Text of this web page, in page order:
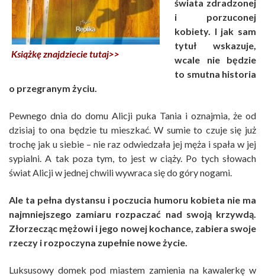
Książkę znajdziecie tutaj>>
świata zdradzonej
i porzuconej
kobiety. I jak sam
tytuł wskazuje,
wcale nie będzie
to smutna historia
o przegranym życiu.
Pewnego dnia do domu Alicji puka Tania i oznajmia, że od
dzisiaj to ona będzie tu mieszkać. W sumie to czuje się już
trochę jak u siebie – nie raz odwiedzała jej męża i spała w jej
sypialni. A tak poza tym, to jest w ciąży. Po tych słowach
świat Alicji w jednej chwili wywraca się do góry nogami.
Ale ta pełna dystansu i poczucia humoru kobieta nie ma
najmniejszego zamiaru rozpaczać nad swoją krzywdą.
Złorzecząc mężowi i jego nowej kochance, zabiera swoje
rzeczy i rozpoczyna zupełnie nowe życie.
Luksusowy domek pod miastem zamienia na kawalerkę w